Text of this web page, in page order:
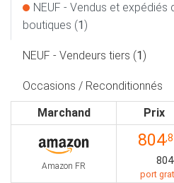
NEUF - Vendus et expédiés
boutiques (1)
NEUF - Vendeurs tiers (1)
Occasions / Reconditionnés
Marchand
Prix
Amazon FR
804
804
port